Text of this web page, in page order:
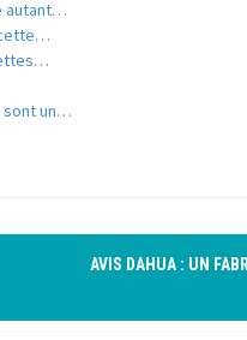
autant…
sont un…
AVIS DAHUA : UN